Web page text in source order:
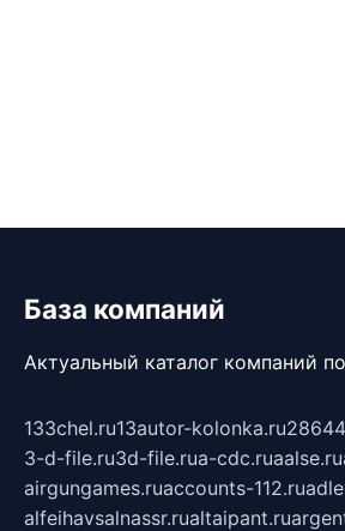
База компаний
Актуальный каталог компаний
133chel.ru13autor-kolonka.ru
3-d-file.ru3d-file.rua-cdc.ruaalse.ru
airgungames.ruaccounts-112.ru
alfeihavsalnassr.rualtaipant.ru